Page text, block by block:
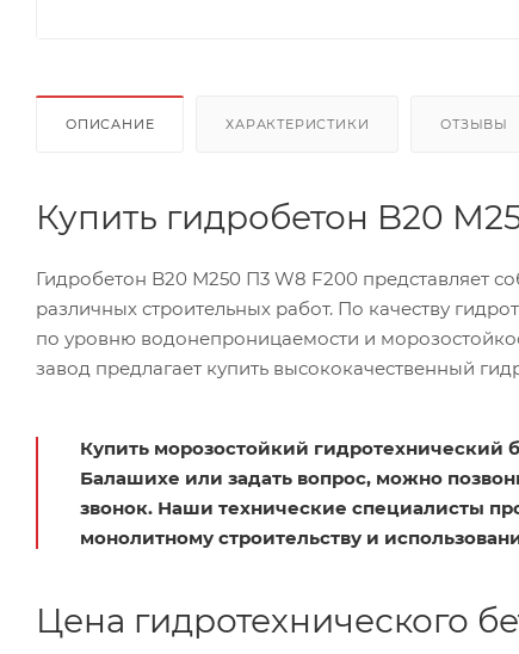
ОПИСАНИЕ ХАРАКТЕРИСТИКИ ОТЗЫВЫ
Купить гидробетон B20
Гидробетон B20 М250 П3 W8 F200 представляет
различных строительных работ. По качеству
по уровню водонепроницаемости и
завод предлагает купить высококачественный
Купить морозостойкий гидротехнический
Балашихе или задать вопрос, можно
звонок. Наши технические специалисты
монолитному строительству и
Цена гидротехнического